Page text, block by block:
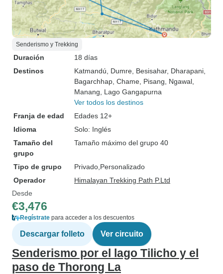
Senderismo y Trekking
Duración
18 días
Destinos
Katmandú , Dumre , Besisahar, Dharapani
Bagarchhap , Chame , Pisang , Ngawal
Manang , Lago Gangapurna
Ver todos los destinos
Franja de edad
Edades 12+
Idioma
Solo: Inglés
Tamaño del
grupo
Tamaño máximo del grupo 40
Tipo de grupo Privado Personalizado
Operador
Himalayan Trekking Path P.Ltd
Desde
€3,476
Regístrate para acceder a los descuentos
Descargar folleto Ver circuito
Senderismo por el lago Tilicho y el
paso de Thorong La